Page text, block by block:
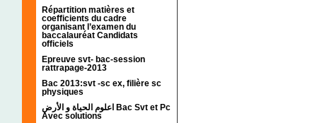
Répartition matières et
coefficients du cadre
organisant l’examen du
baccalauréat Candidats
officiels
Epreuve svt- bac-session
rattrapage-2013
Bac 2013:svt -sc ex, filière sc
physiques
اعلوم الحياة و الأرض Bac Svt et Pc
Avec solutions